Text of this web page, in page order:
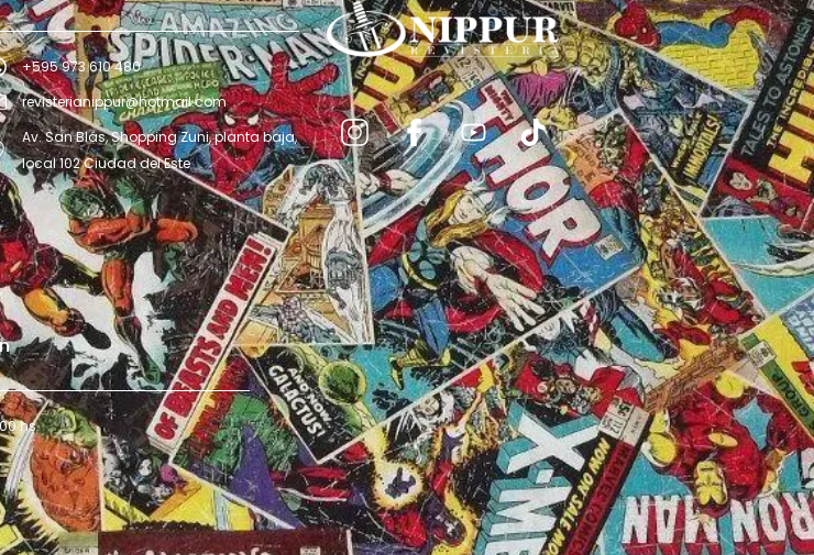
+595 973 610 480
revisterianippur@hotmail.com
Av. San Blás, Shopping Zuni, planta baja,
local 102 Ciudad del Este
hs.